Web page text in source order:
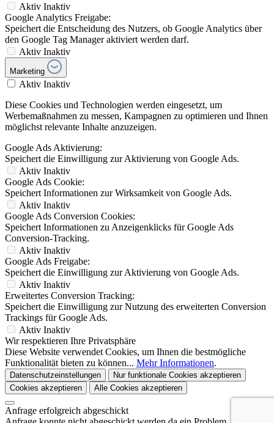
Aktiv Inaktiv
Google Analytics Freigabe:
Speichert die Entscheidung des Nutzers, ob Google Analytics über
den Google Tag Manager aktiviert werden darf.
Aktiv Inaktiv
Marketing
Aktiv Inaktiv
Diese Cookies und Technologien werden eingesetzt, um
Werbemaßnahmen zu messen, Kampagnen zu optimieren und Ihnen
möglichst relevante Inhalte anzuzeigen.
Google Ads Aktivierung:
Speichert die Einwilligung zur Aktivierung von Google Ads.
Aktiv Inaktiv
Google Ads Cookie:
Speichert Informationen zur Wirksamkeit von Google Ads.
Aktiv Inaktiv
Google Ads Conversion Cookies:
Speichert Informationen zu Anzeigenklicks für Google Ads
Conversion-Tracking.
Aktiv Inaktiv
Google Ads Freigabe:
Speichert die Einwilligung zur Aktivierung von Google Ads.
Aktiv Inaktiv
Erweitertes Conversion Tracking:
Speichert die Einwilligung zur Nutzung des erweiterten Conversion
Trackings für Google Ads.
Aktiv Inaktiv
Wir respektieren Ihre Privatsphäre
Diese Website verwendet Cookies, um Ihnen die bestmögliche
Funktionalität bieten zu können... Mehr Informationen.
Datenschutzeinstellungen
Nur funktionale Cookies akzeptieren
Cookies akzeptieren
Alle Cookies akzeptieren
Anfrage erfolgreich abgeschickt